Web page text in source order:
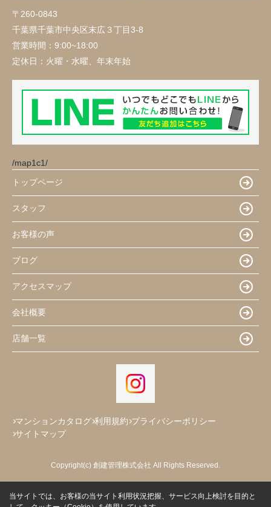
〒260-0843
千葉県千葉市中央区末広３丁目3-8
営業時間： 9:00~18:00
定休日： 火曜・水曜、年末年始
/map1c1/
トップページ
スタッフ
お客様の声
ブログ
アクセスマップ
会社概要
店舗一覧
マンションカタログ 利用規約 プライバシーポリシー
サイトマップ
Copyright(c) 創建管理株式会社 All Rights Reserved.
当サイトでは、お客様の当サイト利用状況把握、サービス向上検討を目的と